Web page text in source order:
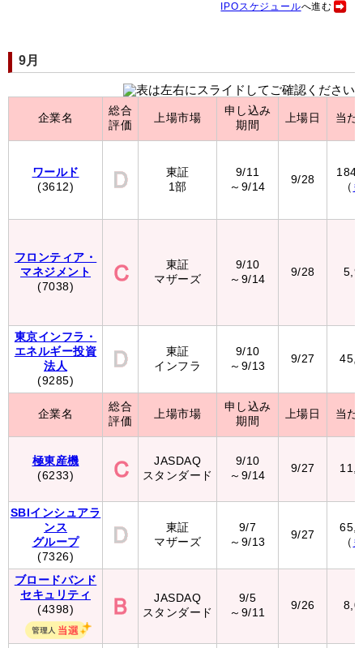
IPOスケジュールへ進む
9月
企業名
ワールド
(3612)
フロンティア・
マネジメント
(7038)
東京インフラ・
エネルギー投資
法人
(9285)
企業名
極東産機
(6233)
SBIインシュアラ
ンス
グループ
(7326)
ブロードバンド
セキュリティ
(4398)
総合
評価
上場市場
申し込み
期間
上場日 当た
東証
1部
9/11
～9/14
9/28
（
東証
マザーズ
9/10
～9/14
9/28
東証
インフラ
9/10
～9/13
9/27
総合
評価
上場市場
申し込み
期間
上場日 当た
JASDAQ
スタンダード
9/10
～9/14
9/27
東証
マザーズ
9/7
～9/13
9/27
（
JASDAQ
スタンダード
9/5
～9/11
9/26